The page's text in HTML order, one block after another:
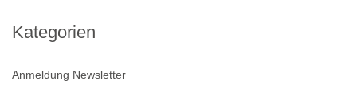
Kategorien
Anmeldung Newsletter